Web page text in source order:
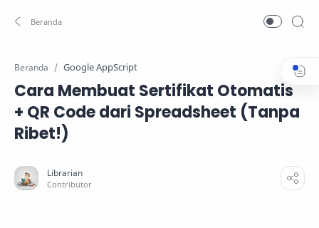
Beranda Google AppScript
Cara Membuat Sertifikat Otomatis
+ QR Code dari Spreadsheet (Tanpa
Ribet!)